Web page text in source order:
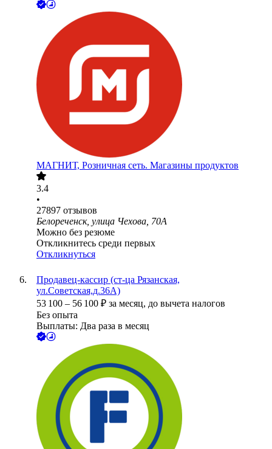
МАГНИТ, Розничная сеть. Магазины продуктов
3.4
•
27897 отзывов
Белореченск, улица Чехова, 70А
Можно без резюме
Откликнитесь среди первых
Откликнуться
Продавец-кассир (ст-ца Рязанская,
ул.Советская,д.36А)
53 100 – 56 100 ₽ за месяц, до вычета налогов
Без опыта
Выплаты: Два раза в месяц